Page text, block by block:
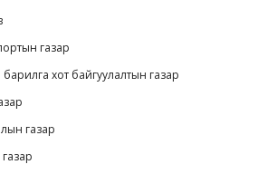
газар
хот байгуулалтын газар
газар